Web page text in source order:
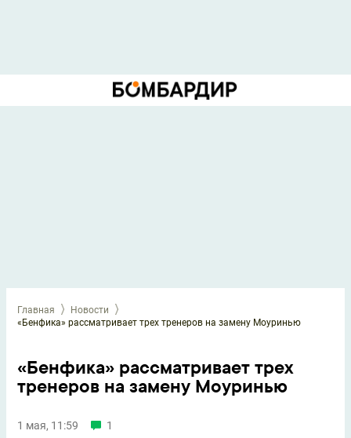
Главная
Новости
«Бенфика» рассматривает трех тренеров на замену Моуринью
«Бенфика» рассматривает трех
тренеров на замену Моуринью
1 мая, 11:59 1